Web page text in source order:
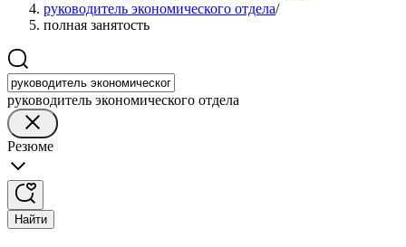
руководитель экономического отдела/
полная занятость
руководитель экономического отдела
Резюме
Найти